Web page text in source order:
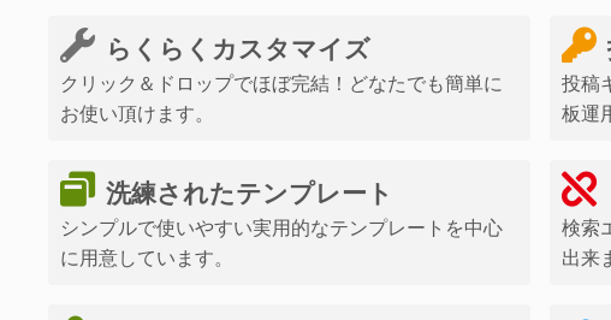
らくらくカスタマイズ
クリック＆ドロップでほぼ完結！どなたでも簡単に
お使い頂けます。
洗練されたテンプレート
シンプルで使いやすい実用的なテンプレートを中心
に用意しています。
投稿
板運
検索
出来